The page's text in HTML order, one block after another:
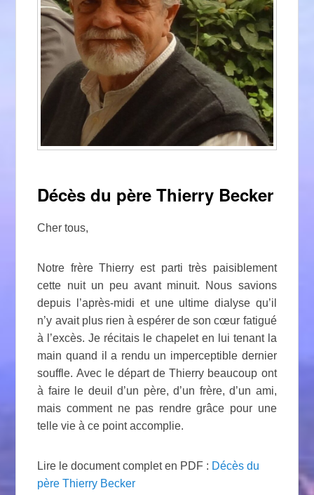
Décès du père Thierry Becker
Cher tous,
Notre frère Thierry est parti très paisiblement
cette nuit un peu avant minuit. Nous savions
depuis l’après-midi et une ultime dialyse qu’il
n’y avait plus rien à espérer de son cœur fatigué
à l’excès. Je récitais le chapelet en lui tenant la
main quand il a rendu un imperceptible dernier
souffle. Avec le départ de Thierry beaucoup ont
à faire le deuil d’un père, d’un frère, d’un ami,
mais comment ne pas rendre grâce pour une
telle vie à ce point accomplie.
Lire le document complet en PDF : Décès du
père Thierry Becker